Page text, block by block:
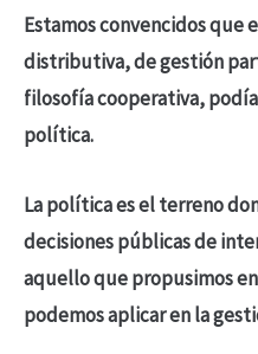
Estamos convencidos que
distributiva, de gestión
filosofía cooperativa,
política.
La política es el terreno
decisiones públicas de
aquello que propusimos
podemos aplicar en la